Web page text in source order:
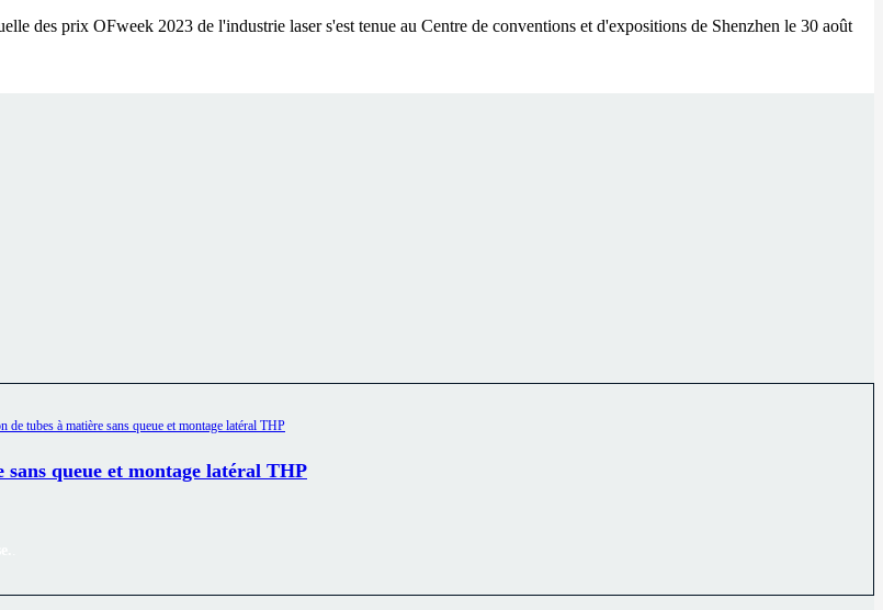
queue et montage latéral THP
des prix OFweek 2023 de l'industrie laser s'est tenue au Centre de conventions et d'expositions de Shenzhen le 30 août